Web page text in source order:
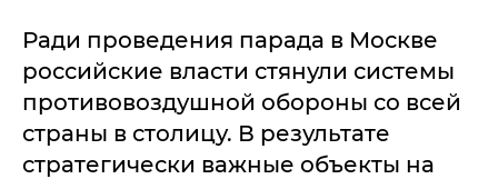
Ради проведения парада в Москве
российские власти стянули системы
противовоздушной обороны со всей
страны в столицу. В результате
стратегически важные объекты на